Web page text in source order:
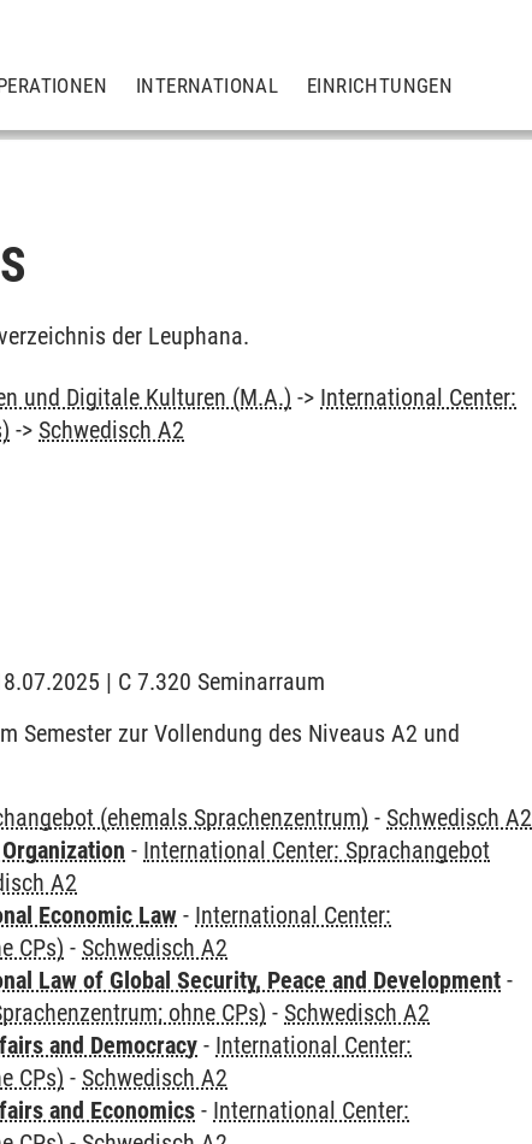
INTERNATIONAL EINRICHTUNGEN
der Leuphana.
und Digitale Kulturen (M.A.) -> International Center:
-> Schwedisch A2
| C 7.320 Seminarraum
Semester zur Vollendung des Niveaus A2 und
(ehemals Sprachenzentrum) - Schwedisch A2
- International Center: Sprachangebot
A2
Economic Law - International Center:
CPs) - Schwedisch A2
Law of Global Security, Peace and Development -
ohne CPs) - Schwedisch A2
and Democracy - International Center:
CPs) - Schwedisch A2
and Economics - International Center: